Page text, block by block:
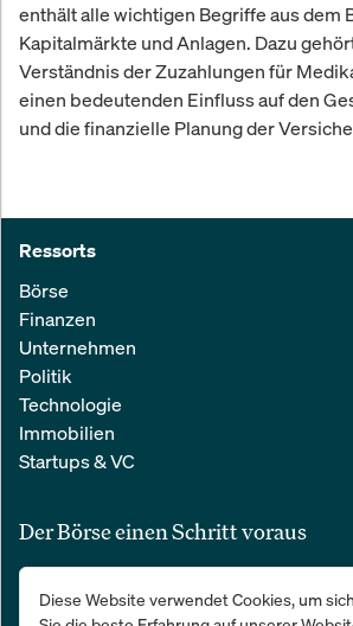
enthält alle wichtigen Begriffe aus dem
Kapitalmärkte und Anlagen. Dazu
Verständnis der Zuzahlungen für
einen bedeutenden Einfluss auf den
und die finanzielle Planung der
Ressorts
Börse
Finanzen
Unternehmen
Politik
Technologie
Immobilien
Startups & VC
Der Börse einen Schritt voraus
Alle relevanten Nachrichten aus Wirtschaft
einfachen E-Mail. 100 % kostenlos:
Diese Website verwendet Cookies, um